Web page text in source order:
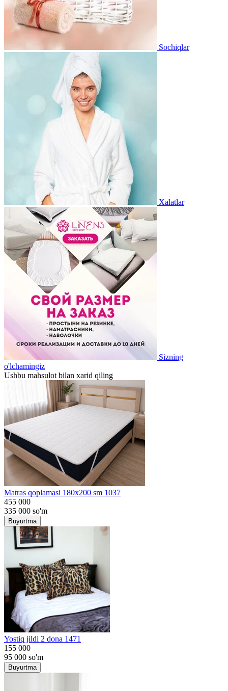
Sochiqlar
Xalatlar
Sizning
o'lchamingiz
Ushbu mahsulot bilan xarid qiling
Matras qoplamasi 180x200 sm 1037
455 000
335 000 so'm
Buyurtma
Yostiq jildi 2 dona 1471
155 000
95 000 so'm
Buyurtma